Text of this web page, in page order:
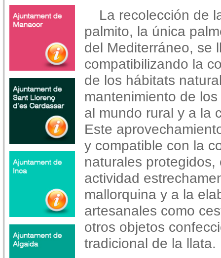
La recolección de
palmito, la única
del Mediterráneo, se
compatibilizando la
de los hábitats
mantenimiento de
al mundo rural y a la
Este
y compatible con la
naturales
actividad
mallorquina y a la
artesanales como
otros objetos
tradicional de la llata.